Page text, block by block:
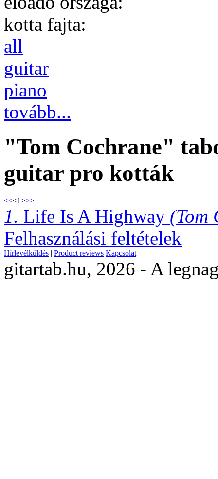
kotta fajta:
all
guitar
piano
tovább...
"Tom Cochrane"
guitar pro kották
<<<1>>>
1. Life Is A Highway (Tom
Felhasználási feltételek
Hírlevélküldés | Product reviews Kapcsolat
gitartab.hu, 2026 - A